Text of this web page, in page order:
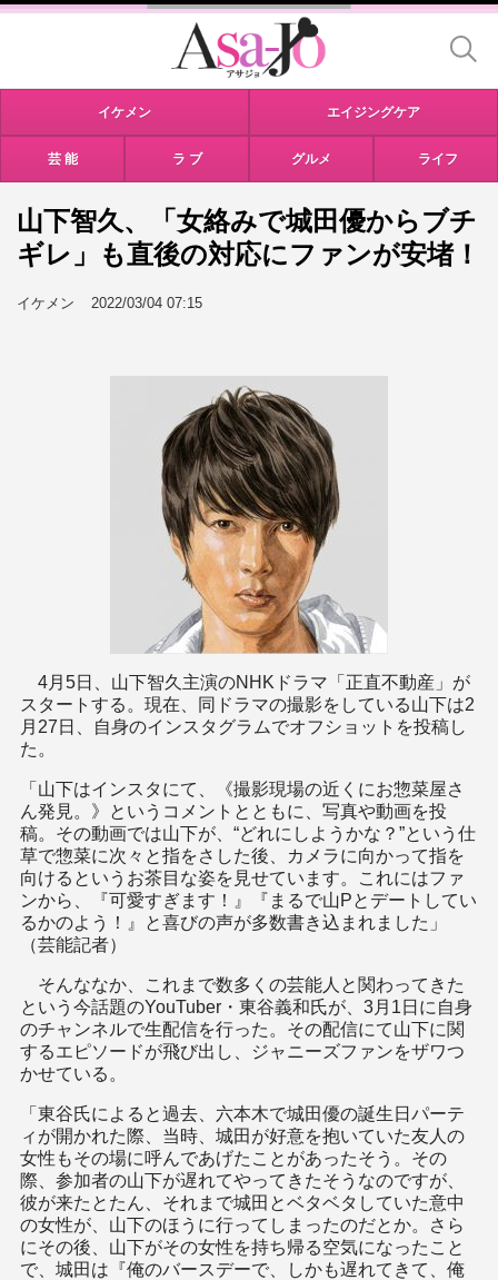
イケメン エイジングケア
芸 能 ラ ブ グルメ ライフ
山下智久、「女絡みで城田優からブチ
ギレ」も直後の対応にファンが安堵！
イケメン 2022/03/04 07:15
4月5日、山下智久主演のNHKドラマ「正直不動産」が
スタートする。現在、同ドラマの撮影をしている山下は2
月27日、自身のインスタグラムでオフショットを投稿し
た。
「山下はインスタにて、《撮影現場の近くにお惣菜屋さ
ん発見。》というコメントとともに、写真や動画を投
稿。その動画では山下が、“どれにしようかな？”という仕
草で惣菜に次々と指をさした後、カメラに向かって指を
向けるというお茶目な姿を見せています。これにはファ
ンから、『可愛すぎます！』『まるで山Pとデートしてい
るかのよう！』と喜びの声が多数書き込まれました」
（芸能記者）
そんななか、これまで数多くの芸能人と関わってきた
という今話題のYouTuber・東谷義和氏が、3月1日に自身
のチャンネルで生配信を行った。その配信にて山下に関
するエピソードが飛び出し、ジャニーズファンをザワつ
かせている。
「東谷氏によると過去、六本木で城田優の誕生日パーテ
ィが開かれた際、当時、城田が好意を抱いていた友人の
女性もその場に呼んであげたことがあったそう。その
際、参加者の山下が遅れてやってきたそうなのですが、
彼が来たとたん、それまで城田とベタベタしていた意中
の女性が、山下のほうに行ってしまったのだとか。さら
にその後、山下がその女性を持ち帰る空気になったこと
で、城田は『俺のバースデーで、しかも遅れてきて、俺